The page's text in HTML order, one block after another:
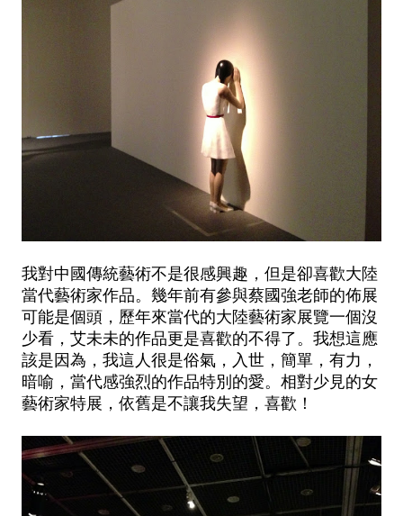
我對中國傳統藝術不是很感興趣，但是卻喜歡大陸
當代藝術家作品。幾年前有參與蔡國強老師的佈展
可能是個頭，歷年來當代的大陸藝術家展覽一個沒
少看，艾未未的作品更是喜歡的不得了。我想這應
該是因為，我這人很是俗氣，入世，簡單，有力，
暗喻，當代感強烈的作品特別的愛。相對少見的女
藝術家特展，依舊是不讓我失望，喜歡！